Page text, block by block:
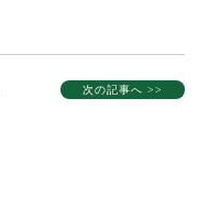
次の記事へ >>